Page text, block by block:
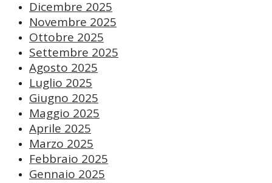
Dicembre 2025
Novembre 2025
Ottobre 2025
Settembre 2025
Agosto 2025
Luglio 2025
Giugno 2025
Maggio 2025
Aprile 2025
Marzo 2025
Febbraio 2025
Gennaio 2025